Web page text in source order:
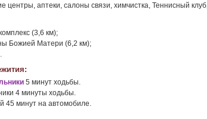
центры, аптеки, салоны связи, химчистка, Теннисный
(3,6 км);
Божией Матери (6,2 км);
5 минут ходьбы.
4 минуты ходьбы.
45 минут на автомобиле.